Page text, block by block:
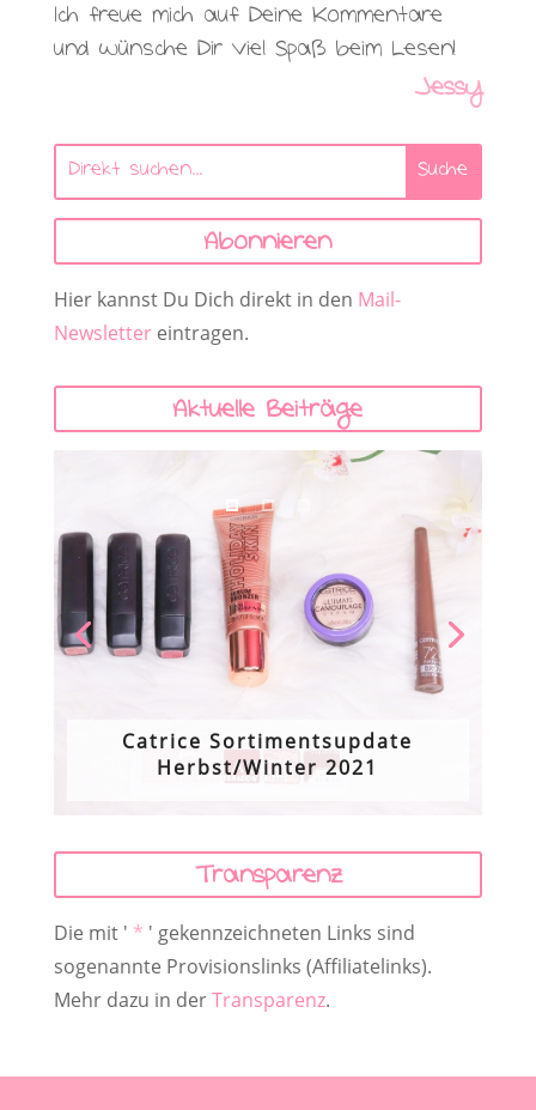
Ich freue mich auf Deine Kommentare
und wünsche Dir viel Spaß beim Lesen!
Jessy
Abonnieren
Hier kannst Du Dich direkt in den Mail-
Newslettereintragen.
Aktuelle Beiträge
Catrice Sortimentsupdate
Herbst/Winter 2021
Transparenz
Die mit ' * ' gekennzeichneten Links sind
sogenannte Provisionslinks (Affiliatelinks).
Mehr dazu in derTransparenz.